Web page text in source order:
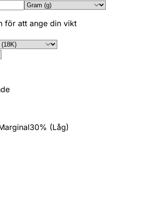
för att ange din vikt
30% (Låg)